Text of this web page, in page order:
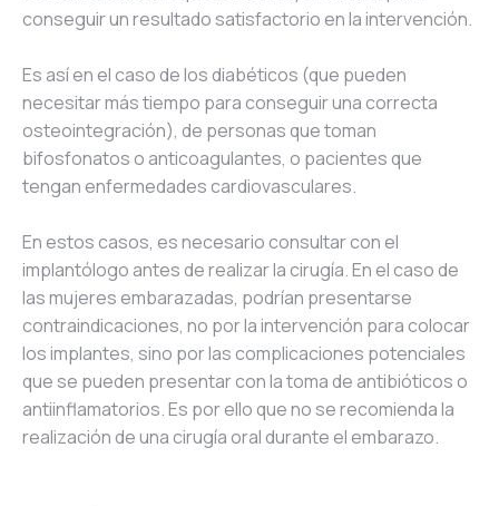
conseguir un resultado satisfactorio en la intervención.
Es así en el caso de los diabéticos (que pueden
necesitar más tiempo para conseguir una correcta
osteointegración), de personas que toman
bifosfonatos o anticoagulantes, o pacientes que
tengan enfermedades cardiovasculares.
En estos casos, es necesario consultar con el
implantólogo antes de realizar la cirugía. En el caso de
las mujeres embarazadas, podrían presentarse
contraindicaciones, no por la intervención para colocar
los implantes, sino por las complicaciones potenciales
que se pueden presentar con la toma de antibióticos o
antiinflamatorios. Es por ello que no se recomienda la
realización de una cirugía oral durante el embarazo.